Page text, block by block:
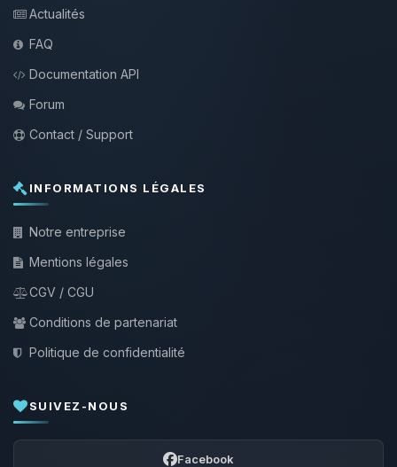
Actualités
FAQ
Documentation API
Forum
Contact / Support
INFORMATIONS LÉGALES
Notre entreprise
Mentions légales
CGV / CGU
Conditions de partenariat
Politique de confidentialité
SUIVEZ-NOUS
Facebook